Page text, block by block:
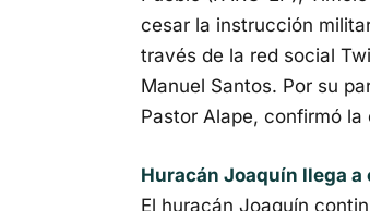
cesar la instrucción
través de la red social
Manuel Santos. Por su
Pastor Alape, confirmó la
Huracán Joaquín llega a
El huracán Joaquín